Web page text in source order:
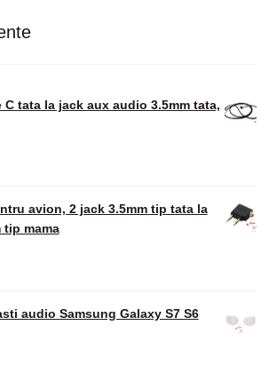
C tata la jack aux audio 3.5mm tata,
avion, 2 jack 3.5mm tip tata la
tip mama
audio Samsung Galaxy S7 S6